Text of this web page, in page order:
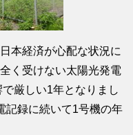
本経済が心配な状況に
く受けない太陽光発電
厳しい1年となりまし
記録に続いて1号機の年